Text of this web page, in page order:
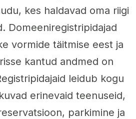
kes haldavad oma riigi
Domeeniregistripidajad
vormide täitmise eest ja
kantud andmed on
leidub kogu
erinevaid teenuseid,
parkimine ja